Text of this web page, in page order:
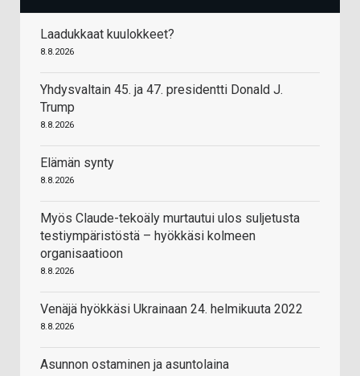
Laadukkaat kuulokkeet?
8.8.2026
Yhdysvaltain 45. ja 47. presidentti Donald J.
Trump
8.8.2026
Elämän synty
8.8.2026
Myös Claude-tekoäly murtautui ulos suljetusta
testiympäristöstä – hyökkäsi kolmeen
organisaatioon
8.8.2026
Venäjä hyökkäsi Ukrainaan 24. helmikuuta 2022
8.8.2026
Asunnon ostaminen ja asuntolaina